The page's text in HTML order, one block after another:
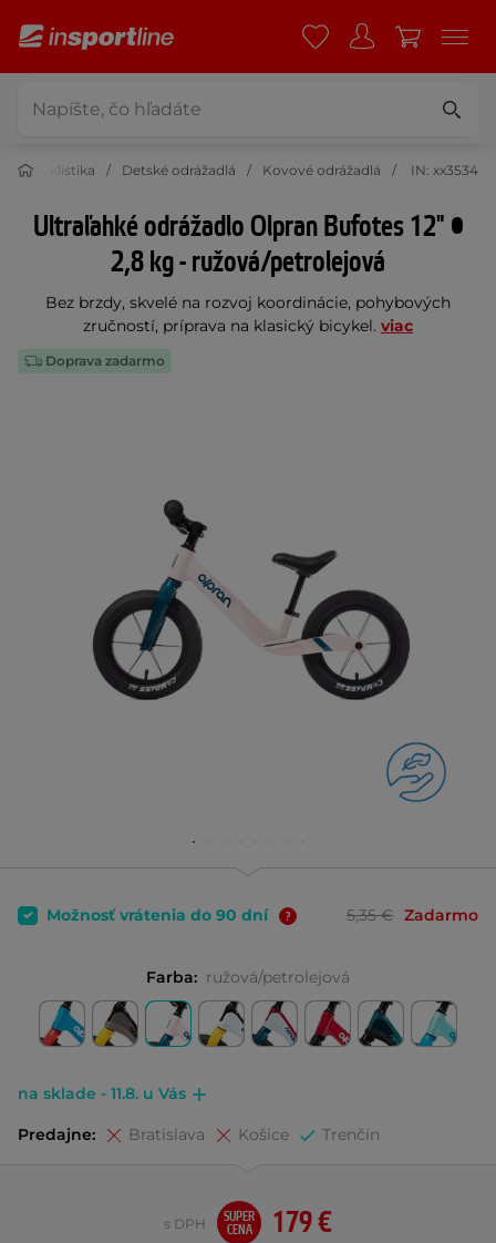
Cyklistika Detské odrážadlá Kovové odrážadlá IN: xx3534
Ultraľahké odrážadlo Olpran Bufotes 12" •
2,8 kg - ružová/petrolejová
Bez brzdy, skvelé na rozvoj koordinácie, pohybových
zručností, príprava na klasický bicykel. viac
Doprava zadarmo
Možnosť vrátenia do 90 dní 5,35 € Zadarmo
Farba: ružová/petrolejová
na sklade - 11.8. u Vás
Predajne: Bratislava Košice Trenčín
179 €
s DPH
SUPER
CENA